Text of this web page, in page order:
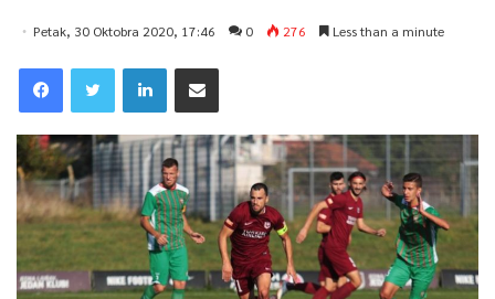
Petak, 30 Oktobra 2020, 17:46 0 276 Less than a minute